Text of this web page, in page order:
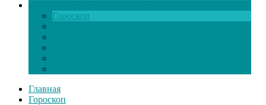
Гороскоп
Главная
Гороскоп